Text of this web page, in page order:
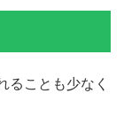
ることも少なく